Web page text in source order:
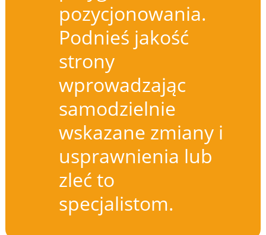
pozycjonowania.
Podnieś jakość
strony
wprowadzając
samodzielnie
wskazane zmiany i
usprawnienia lub
zleć to
specjalistom.